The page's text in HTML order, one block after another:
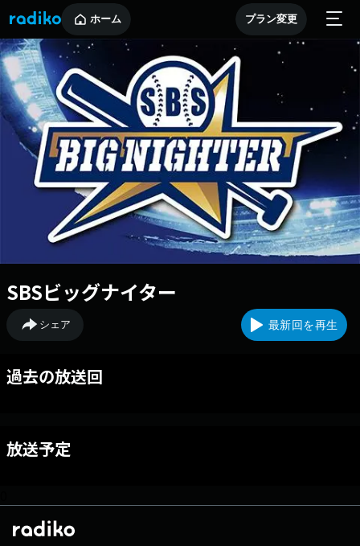
ホーム プラン変更
SBSビッグナイター
シェア 最新回を再生
過去の放送回
放送予定